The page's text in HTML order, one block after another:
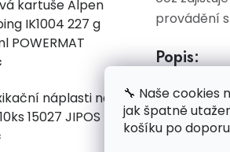
🔧 Naše cookies
jak špatně
košíku po
kartuše Alpen
IK1004 227 g
POWERMAT
náplasti na
15027 JIPOS
provádění
Popis:
Délka